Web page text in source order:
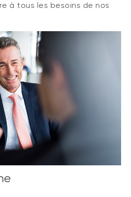
à tous les besoins de nos